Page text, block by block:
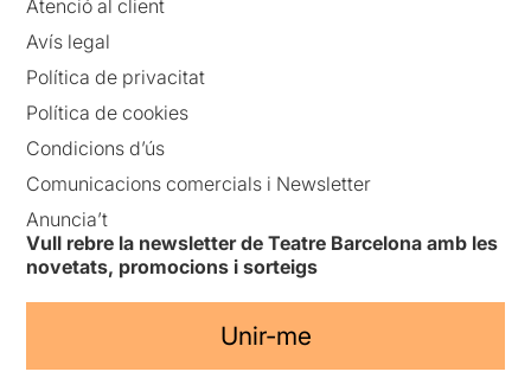
Atenció al client
Avís legal
Política de privacitat
Política de cookies
Condicions d’ús
Comunicacions comercials i Newsletter
Anuncia’t
Vull rebre la newsletter de Teatre Barcelona amb les
novetats, promocions i sorteigs
Unir-me